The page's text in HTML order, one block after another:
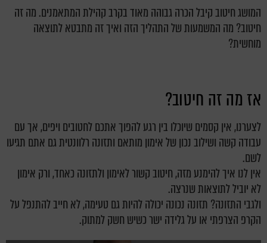
המושג חיטוב קיבל הכרה גבוהה מאוד בקרב קהילת המתאמנים. מה זה
חיטוב? מה המשמעות של התהליך הזה ואיך זה מתבטא לתוצאה
מוחשית?
אז מה זה חיטוב?
לצערנו, אין קסמים שיוכלו בין רגע להפוך אתכם לחטובים ויפים, אך עם
עבודה קשה ושילוב נכון של אימון מותאם ותזונה רלוונטית גם אתם תגיעו
לשם.
אין לנו איך להימנע מזה, חיטוב קשור לאימון ולתזונה כאחד, ורק אימון
לא יוביל לתוצאות שנרצה.
ולגבי התזונה? תזונה נכונה יכולה להיות גם טעימה, לא חייב להתנפל על
הקרפ הצרפתי או על גלידה ישר כשיש חשק למתוק.